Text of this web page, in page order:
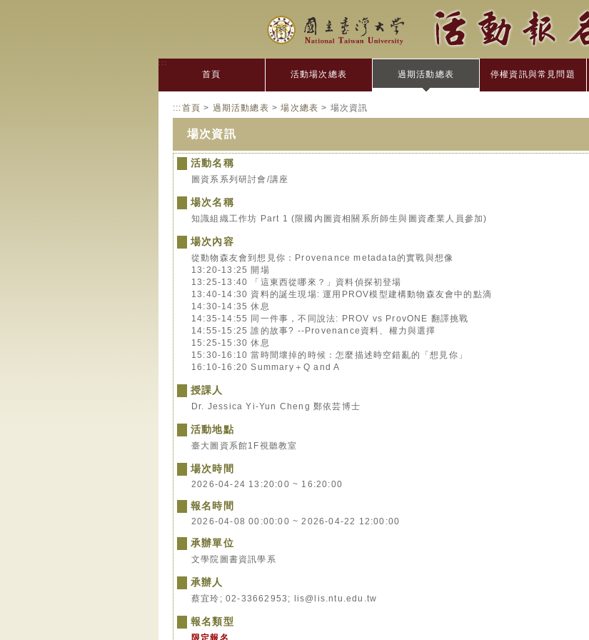
:::
首頁 活動場次總表 過期活動總表 停權資訊與常見問題
:::首頁 > 過期活動總表 >場次總表 > 場次資訊
場次資訊
活動名稱
圖資系系列研討會/講座
場次名稱
知識組織工作坊 Part 1 (限國內圖資相關系所師生與圖資產業人員參加)
場次內容
從動物森友會到想見你：Provenance metadata的實戰與想像
13:20-13:25 開場
13:25-13:40 「這東西從哪來？」資料偵探初登場
13:40-14:30 資料的誕生現場: 運用PROV模型建構動物森友會中的點滴
14:30-14:35 休息
14:35-14:55 同一件事，不同說法: PROV vs ProvONE 翻譯挑戰
14:55-15:25 誰的故事? --Provenance資料、權力與選擇
15:25-15:30 休息
15:30-16:10 當時間壞掉的時候：怎麼描述時空錯亂的「想見你」
16:10-16:20 Summary＋Q and A
授課人
Dr. Jessica Yi-Yun Cheng 鄭依芸博士
活動地點
臺大圖資系館1F視聽教室
場次時間
2026-04-24 13:20:00 ~ 16:20:00
報名時間
2026-04-08 00:00:00 ~ 2026-04-22 12:00:00
承辦單位
文學院圖書資訊學系
承辦人
蔡宜玲; 02-33662953; lis@lis.ntu.edu.tw
報名類型
限定報名